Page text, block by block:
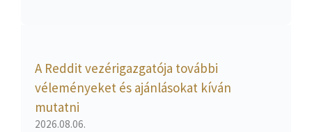
A Reddit vezérigazgatója további
véleményeket és ajánlásokat kíván
mutatni
2026.08.06.